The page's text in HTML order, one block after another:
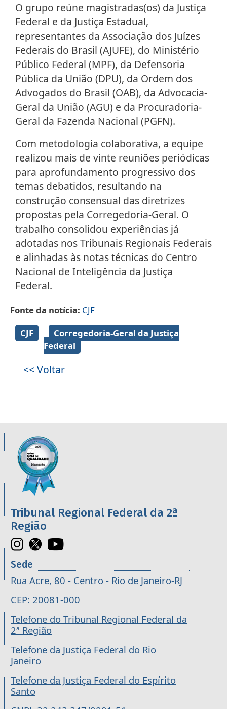
O grupo reúne magistradas(os) da Justiça
Federal e da Justiça Estadual,
representantes da Associação dos Juízes
Federais do Brasil (AJUFE), do Ministério
Público Federal (MPF), da Defensoria
Pública da União (DPU), da Ordem dos
Advogados do Brasil (OAB), da Advocacia-
Geral da União (AGU) e da Procuradoria-
Geral da Fazenda Nacional (PGFN).
Com metodologia colaborativa, a equipe
realizou mais de vinte reuniões periódicas
para aprofundamento progressivo dos
temas debatidos, resultando na
construção consensual das diretrizes
propostas pela Corregedoria-Geral. O
trabalho consolidou experiências já
adotadas nos Tribunais Regionais Federais
e alinhadas às notas técnicas do Centro
Nacional de Inteligência da Justiça
Federal.
Fonte da notícia CJF
Galeria de imagens
CJF
Corregedoria-Geral da Justiça
Federal
<< Voltar
Informações úteis sobre os órgãos da 2ª
Imagem
Tribunal Regional Federal da 2ª
Região
Sede
Rua Acre, 80 - Centro - Rio de Janeiro-RJ
CEP: 20081-000
Telefone do Tribunal Regional Federal da
2ª Região
Telefone da Justiça Federal do Rio
Janeiro
Telefone da Justiça Federal do Espírito
Santo